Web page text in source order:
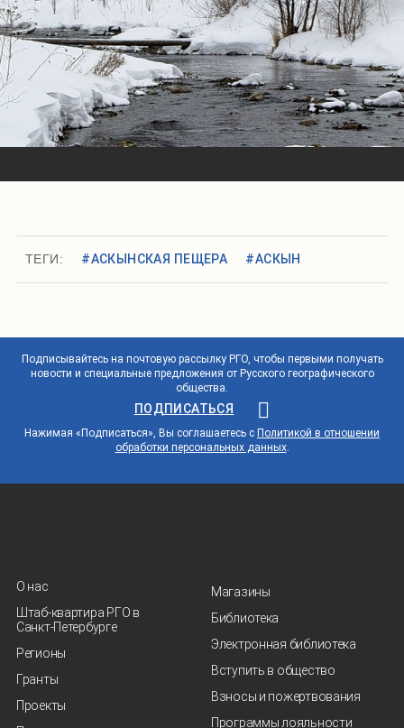
ТЕГИ: #АСКЫНСКАЯ ПЕЩЕРА #АСКЫН
Подписывайтесь на почтовую рассылку РГО, чтобы первыми получать
новости и специальные предложения от Русского географического
общества.
ПОДПИСАТЬСЯ
Нажимая «Подписаться», Вы соглашаетесь с Политикой в отношении
обработки персональных данных.
О нас
Штаб-квартира РГО в
Санкт‑Петербурге
Регионы
Гранты
Проекты
Магазины
Библиотека
Электронная библиотека
Вступить в общество
Взносы и пожертвования
Программы лояльности